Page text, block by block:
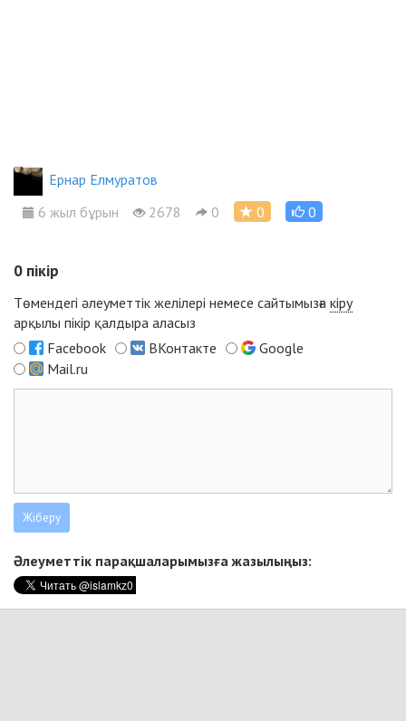
Ернар Елмуратов
6 жыл бұрын
2678 0 0 0
0 пікір
Төмендегі әлеуметтік желілері немесе сайтымызға кіру
арқылы пікір қалдыра аласыз
Facebook
ВКонтакте
Google
Mail.ru
Әлеуметтік парақшаларымызға жазылыңыз: